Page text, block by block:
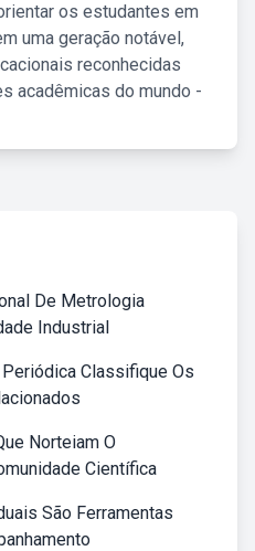
os estudantes em
uma geração notável,
reconhecidas
acadêmicas do mundo -
De Metrologia
Industrial
Classifique Os
Norteiam O
Científica
São Ferramentas